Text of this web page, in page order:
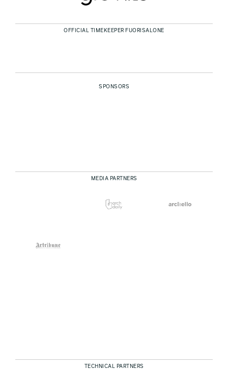
OFFICIAL TIMEKEEPER FUORISALONE
SPONSORS
MEDIA PARTNERS
TECHNICAL PARTNERS